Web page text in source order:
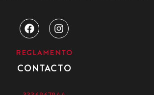
REGLAMENTO
CONTACTO